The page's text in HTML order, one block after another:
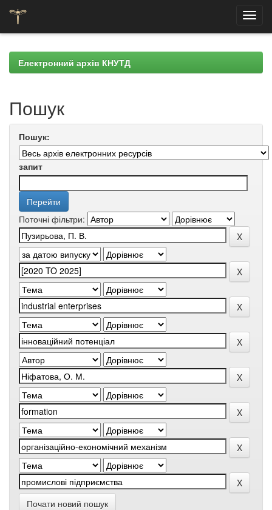
navigationЕлектронний архів КНУТД
Пошук
Пошук:
запит
Поточні фільтри:
Почати новий пошук